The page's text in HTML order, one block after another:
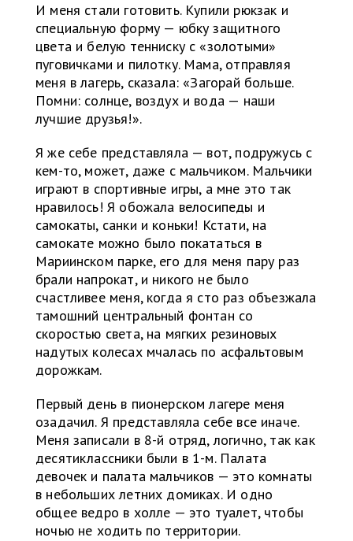
И меня стали готовить. Купили рюкзак и
специальную форму — юбку защитного
цвета и белую тенниску с «золотыми»
пуговичками и пилотку. Мама, отправляя
меня в лагерь, сказала: «Загорай больше.
Помни: солнце, воздух и вода — наши
лучшие друзья!».
Я же себе представляла — вот, подружусь с
кем-то, может, даже с мальчиком. Мальчики
играют в спортивные игры, а мне это так
нравилось! Я обожала велосипеды и
самокаты, санки и коньки! Кстати, на
самокате можно было покататься в
Мариинском парке, его для меня пару раз
брали напрокат, и никого не было
счастливее меня, когда я сто раз объезжала
тамошний центральный фонтан со
скоростью света, на мягких резиновых
надутых колесах мчалась по асфальтовым
дорожкам.
Первый день в пионерском лагере меня
озадачил. Я представляла себе все иначе.
Меня записали в 8-й отряд, логично, так как
десятиклассники были в 1-м. Палата
девочек и палата мальчиков — это комнаты
в небольших летних домиках. И одно
общее ведро в холле — это туалет, чтобы
ночью не ходить по территории.